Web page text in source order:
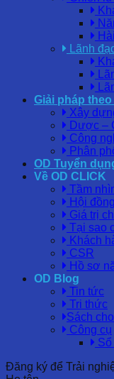
Lãnh
Giải pháp
Xây
Dược –
Công
Phân
OD Tuyển
Về OD CLICK
Tầm
Hội
Giá trị
Tại sao
Khách
CSR
Hồ sơ
OD Blog
Tin tức
Tri thức
Sách
Công cụ
Đăng ký để Trải